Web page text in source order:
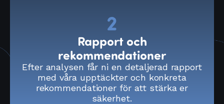
2
Rapport och
rekommendationer
Efter analysen får ni en detaljerad rapport
med våra upptäckter och konkreta
rekommendationer för att stärka er
säkerhet.